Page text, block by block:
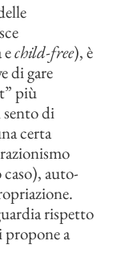
child-free), è
di gare
più
di
certa
auto-
rispetto
a